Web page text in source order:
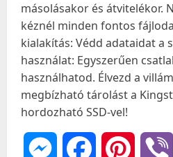
másolásakor és átvitelékor.
kéznél minden fontos
kialakítás: Védd adataidat a
használat: Egyszerűen
használhatod. Élvezd a
megbízható tárolást a
hordozható SSD-vel!
MessengerFacebook